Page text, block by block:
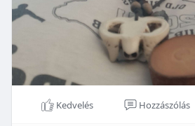
Kedvelés Hozzászólás